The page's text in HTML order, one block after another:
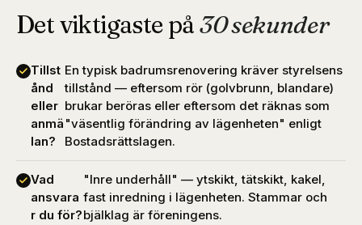
Det viktigaste på30 sekunder
Tillst
ånd
eller
anmä
lan?
En typisk badrumsrenovering kräver styrelsens
tillstånd — eftersom rör (golvbrunn, blandare)
brukar beröras eller eftersom det räknas som
"väsentlig förändring av lägenheten" enligt
Bostadsrättslagen.
Vad
ansvara
r du för?
"Inre underhåll" — ytskikt, tätskikt, kakel,
fast inredning i lägenheten. Stammar och
bjälklag är föreningens.